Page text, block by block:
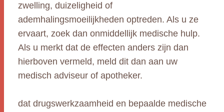
zwelling, duizeligheid of
ademhalingsmoeilijkheden optreden. Als u ze
ervaart, zoek dan onmiddellijk medische hulp.
Als u merkt dat de effecten anders zijn dan
hierboven vermeld, meld dit dan aan uw
medisch adviseur of apotheker.
dat drugswerkzaamheid en bepaalde medische